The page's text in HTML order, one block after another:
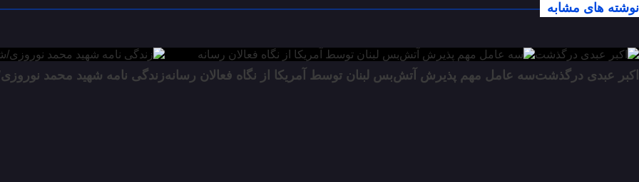
نوشته های مشابه
اکبر عبدی درگذشتسه عامل مهم پذیرش آتش‌بس لبنان توسط آمریکا از نگاه فعالان رسانهزندگی نامه شهید محمد